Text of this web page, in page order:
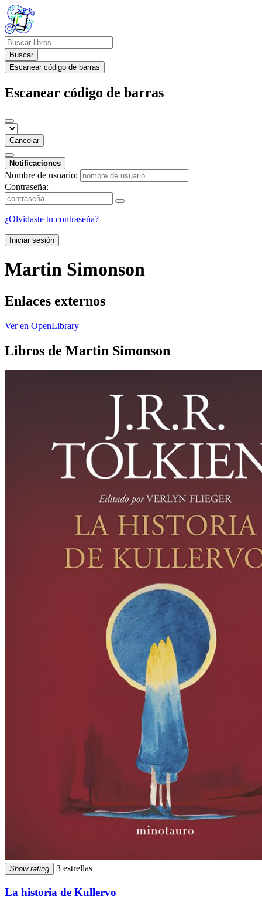
Buscar
Escanear código de barras
Escanear código de barras
Cancelar
Notificaciones
Nombre de usuario:
Contraseña:
¿Olvidaste tu contraseña?
Iniciar sesión
Martin Simonson
Enlaces externos
Ver en OpenLibrary
Libros de Martin Simonson
Show rating 3 estrellas
La historia de Kullervo